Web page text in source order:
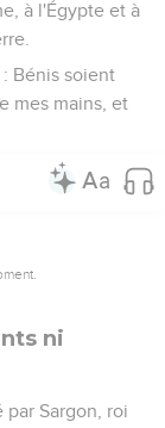
à l'Égypte et à
Bénis soient
mes mains, et
ni
Sargon, roi